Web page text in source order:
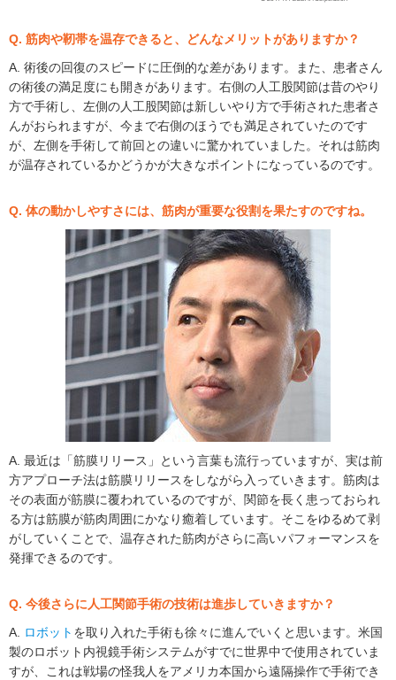
Q. 筋肉や靭帯を温存できると、どんなメリットがありますか？
A. 術後の回復のスピードに圧倒的な差があります。また、患者さん
の術後の満足度にも開きがあります。右側の人工股関節は昔のやり
方で手術し、左側の人工股関節は新しいやり方で手術された患者さ
んがおられますが、今まで右側のほうでも満足されていたのです
が、左側を手術して前回との違いに驚かれていました。それは筋肉
が温存されているかどうかが大きなポイントになっているのです。
Q. 体の動かしやすさには、筋肉が重要な役割を果たすのですね。
A. 最近は「筋膜リリース」という言葉も流行っていますが、実は前
方アプローチ法は筋膜リリースをしながら入っていきます。筋肉は
その表面が筋膜に覆われているのですが、関節を長く患っておられ
る方は筋膜が筋肉周囲にかなり癒着しています。そこをゆるめて剥
がしていくことで、温存された筋肉がさらに高いパフォーマンスを
発揮できるのです。
Q. 今後さらに人工関節手術の技術は進歩していきますか？
A.
ロボット を取り入れた手術も徐々に進んでいくと思います。米国
製のロボット内視鏡手術システムがすでに世界中で使用されていま
すが、これは戦場の怪我人をアメリカ本国から遠隔操作で手術でき